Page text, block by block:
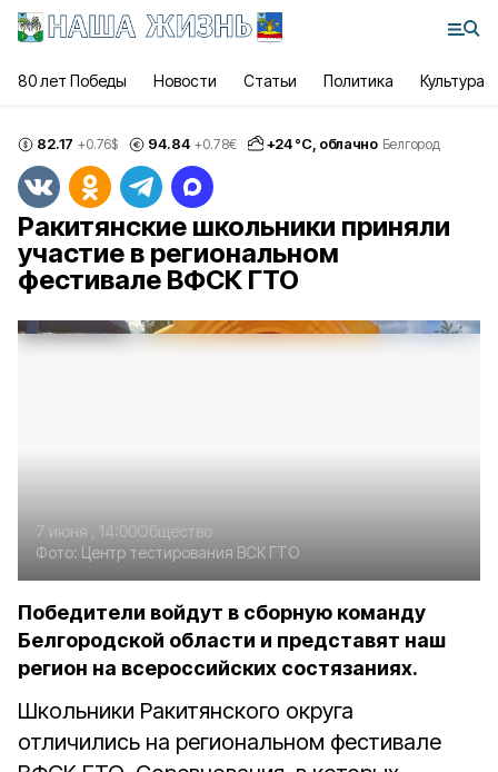
80 лет Победы Новости Статьи Политика Культура
82.17 +0.76$ 94.84 +0.78€ +24°С, облачно Белгород
Ракитянские школьники приняли
участие в региональном
фестивале ВФСК ГТО
7 июня , 14:00Общество
Фото: Центр тестирования ВСК ГТО
Победители войдут в сборную команду
Белгородской области и представят наш
регион на всероссийских состязаниях.
Школьники Ракитянского округа
отличились на региональном фестивале